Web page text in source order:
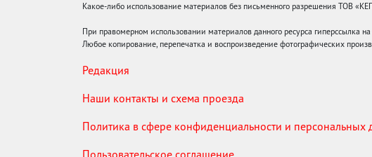
Какое-либо использование материалов без письменного разрешения ТОВ
При правомерном использовании материалов данного ресурса гиперссылка на
Любое копирование, перепечатка и воспроизведение фотографических
Редакция
Наши контакты и схема проезда
Политика в сфере конфиденциальности и персональных